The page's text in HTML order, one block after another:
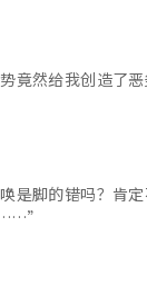
竟然给我创造了
是脚的错吗？肯
……”